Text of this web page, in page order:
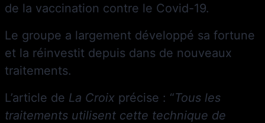
de la vaccination contre le Covid-19.
Le groupe a largement développé sa fortune
et la réinvestit depuis dans de nouveaux
traitements.
L’article de La Croix précise : “Tous les
traitements utilisent cette technique de